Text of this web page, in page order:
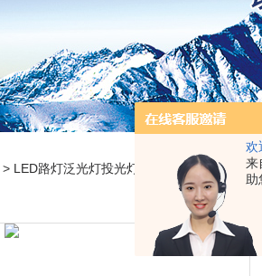
欢
来
助
> LED路灯泛光灯投光灯 > SZSW7720鼎轩照